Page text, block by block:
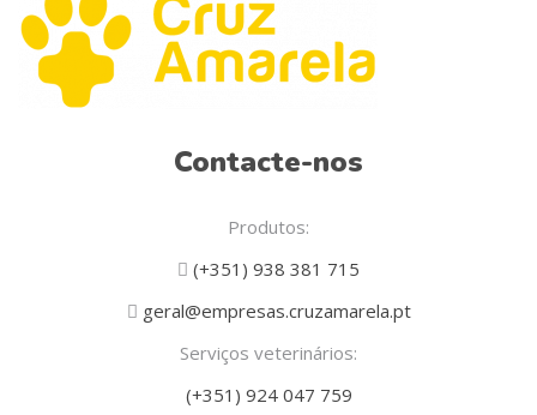
Contacte-nos
Produtos:
(+351) 938 381 715
geral@empresas.cruzamarela.pt
Serviços veterinários:
(+351) 924 047 759